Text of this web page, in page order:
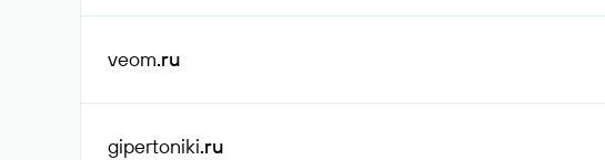
veom.ru
gipertoniki.ru